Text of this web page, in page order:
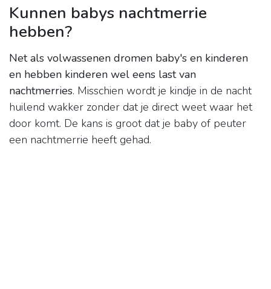
Kunnen babys nachtmerrie
hebben?
Net als volwassenen dromen baby's en kinderen
en hebben kinderen wel eens last van
nachtmerries. Misschien wordt je kindje in de nacht
huilend wakker zonder dat je direct weet waar het
door komt. De kans is groot dat je baby of peuter
een nachtmerrie heeft gehad.